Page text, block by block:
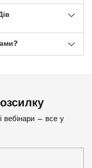
вебінари – все у